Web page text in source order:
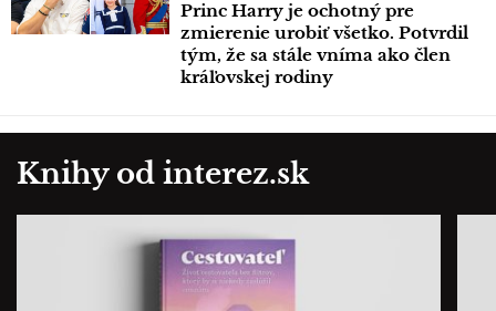
Princ Harry je ochotný pre
zmierenie urobiť všetko. Potvrdil
tým, že sa stále vníma ako člen
kráľovskej rodiny
Knihy od interez.sk